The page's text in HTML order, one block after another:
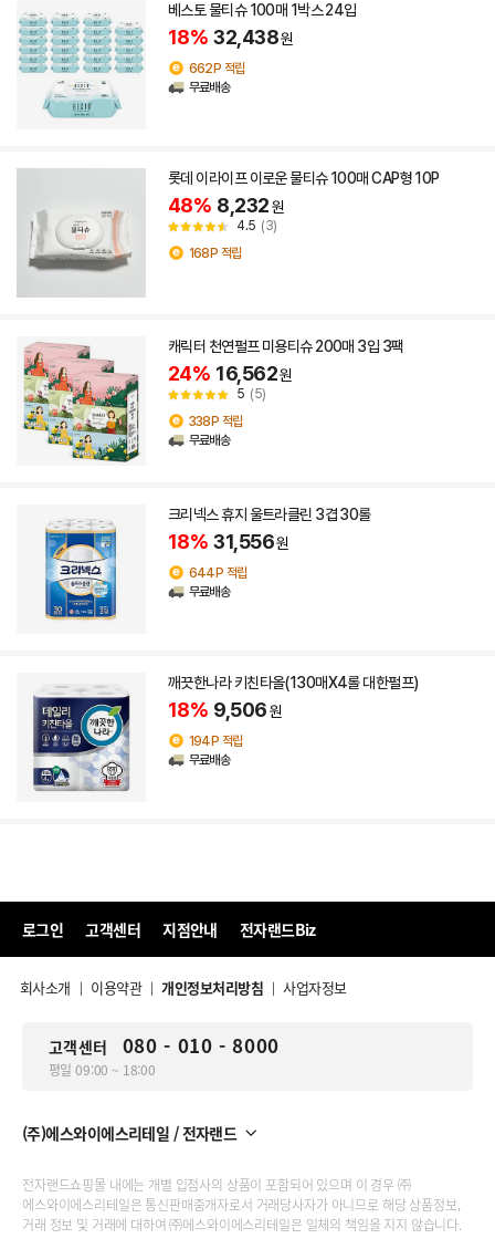
베스토 물티슈 100매 1박스 24입
18% 32,438원
662P 적립
무료배송
롯데 이라이프 이로운 물티슈 100매 CAP형 10P
48% 8,232원
4.5 (3)
168P 적립
캐릭터 천연펄프 미용티슈 200매 3입 3팩
24% 16,562원
5 (5)
338P 적립
무료배송
크리넥스 휴지 울트라클린 3겹 30롤
18% 31,556원
644P 적립
무료배송
깨끗한나라 키친타올(130매X4롤 대한펄프)
18% 9,506원
194P 적립
무료배송
로그인 고객센터 지점안내 전자랜드Biz
회사소개 | 이용약관 | 개인정보처리방침 | 사업자정보
고객센터 080 - 010 - 8000
평일 09:00 ~ 18:00
(주)에스와이에스리테일 / 전자랜드
전자랜드쇼핑몰 내에는 개별 입점사의 상품이 포함되어 있으며 이 경우 ㈜
에스와이에스리테일은 통신판매중개자로서 거래당사자가 아니므로 해당 상품정보,
거래 정보 및 거래에 대하여 ㈜에스와이에스리테일은 일체의 책임을 지지 않습니다.